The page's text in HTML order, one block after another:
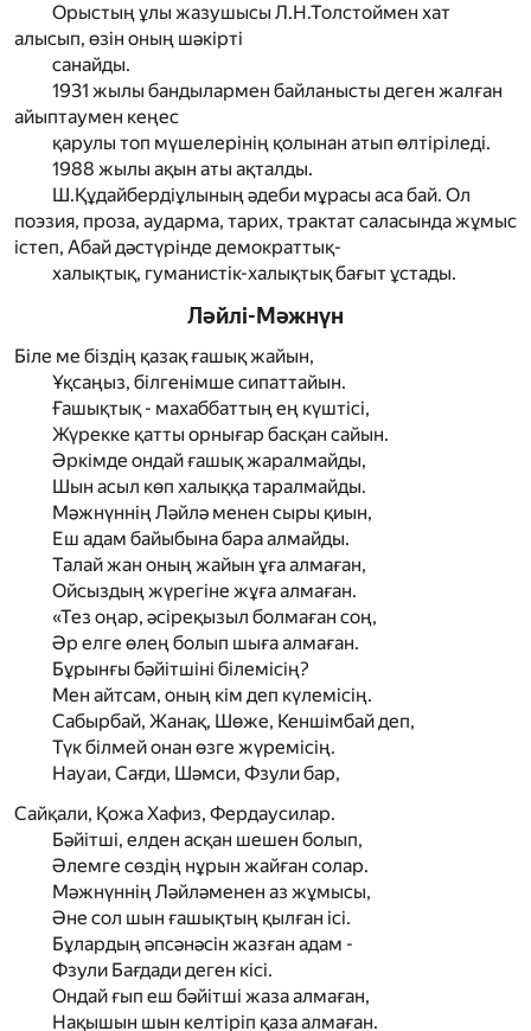
Орыстың ұлы жазушысы Л.Н.Толстоймен хат
алысып, өзін оның шәкірті
санайды.
1931 жылы бандылармен байланысты деген жалған
айыптаумен кеңес
қарулы топ мүшелерінің қолынан атып өлтіріледі.
1988 жылы ақын аты ақталды.
Ш.Құдайбердіұлының әдеби мұрасы аса бай. Ол
поэзия, проза, аударма, тарих, трактат саласында жұмыс
істеп, Абай дәстүрінде демократтық-
халықтық, гуманистік-халықтық бағыт ұстады.
Ләйлі-Мәжнүн
Біле ме біздің қазақ ғашық жайын,
Ұқсаңыз, білгенімше сипаттайын.
Ғашықтық - махаббаттың ең күштісі,
Жүрекке қатты орнығар басқан сайын.
Әркімде ондай ғашық жаралмайды,
Шын асыл көп халыққа таралмайды.
Мәжнүннің Ләйлә менен сыры қиын,
Еш адам байыбына бара алмайды.
Талай жан оның жайын ұға алмаған,
Ойсыздың жүрегіне жұға алмаған.
«Тез оңар, әсіреқызыл болмаған соң,
Әр елге өлең болып шыға алмаған.
Бұрынғы бәйітшіні білемісің?
Мен айтсам, оның кім деп күлемісің.
Сабырбай, Жанақ, Шөже, Кеншімбай деп,
Түк білмей онан өзге жүремісің.
Науаи, Сағди, Шәмси, Фзули бар,
Сайқали, Қожа Хафиз, Фердаусилар.
Бәйітші, елден асқан шешен болып,
Әлемге сөздің нұрын жайған солар.
Мәжнүннің Ләйләменен аз жұмысы,
Әне сол шын ғашықтың қылған ісі.
Бұлардың әпсәнәсін жазған адам -
Фзули Бағдади деген кісі.
Ондай ғып еш бәйітші жаза алмаған,
Нақышын шын келтіріп қаза алмаған.